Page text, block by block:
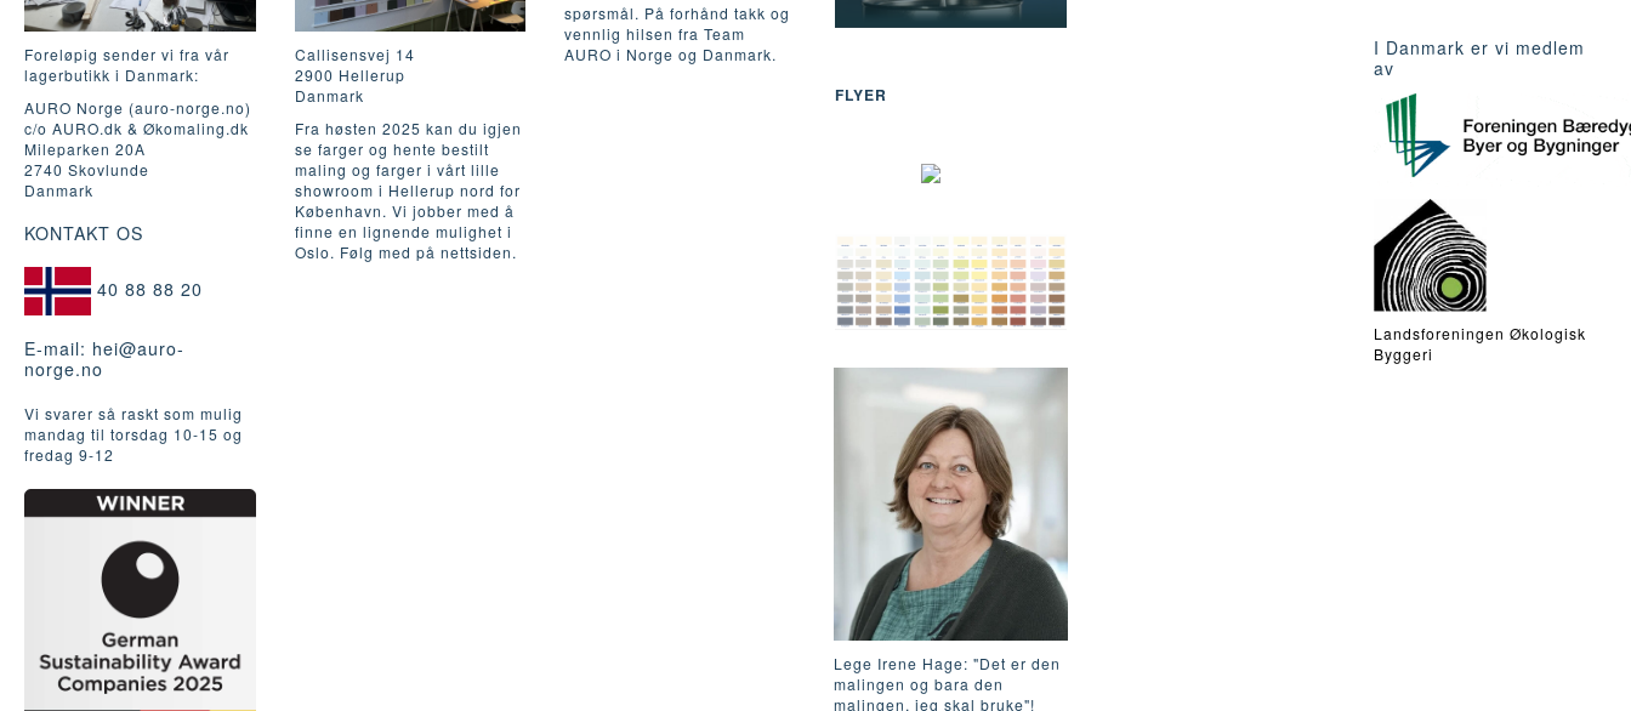
Foreløpig sender vi fra vår
lagerbutikk i Danmark:
AURO Norge (auro-norge.no)
c/o AURO.dk & Økomaling.dk
Mileparken 20A
2740 Skovlunde
Danmark
KONTAKT OS
40 88 88 20
E-mail: hei@auro-
norge.no
Vi svarer så raskt som mulig
mandag til torsdag 10-15 og
fredag ​​9-12
Callisensvej 14
2900 Hellerup
Danmark
Fra høsten 2025 kan du igjen
se farger og hente bestilt
maling og farger i vårt lille
showroom i Hellerup nord for
København. Vi jobber med å
finne en lignende mulighet i
Oslo. Følg med på nettsiden.
spørsmål. På forhånd takk og
vennlig hilsen fra Team
AURO i Norge og Danmark.
FLYER
Lege Irene Hage: "Det er den
malingen og bara den
malingen, jeg skal bruke"!
I Danmark er vi medlem
av
Landsforeningen Økologisk
Byggeri